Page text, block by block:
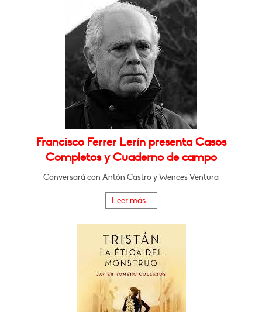
Francisco Ferrer Lerín presenta Casos
Completos y Cuaderno de campo
Conversará con Antón Castro y Wences Ventura
Leer más...